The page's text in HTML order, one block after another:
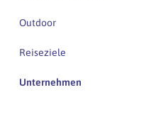
Outdoor
Reiseziele
Unternehmen